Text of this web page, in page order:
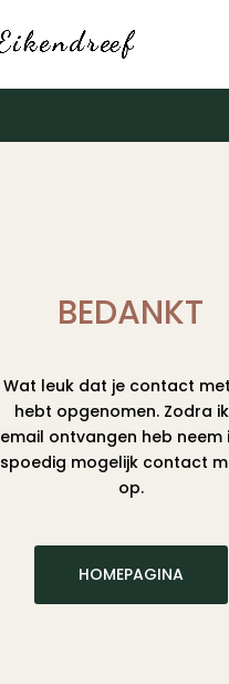
BEDANKT
Wat leuk dat je contact
hebt opgenomen. Zodra
email ontvangen heb neem
spoedig mogelijk contact
op.
HOMEPAGINA